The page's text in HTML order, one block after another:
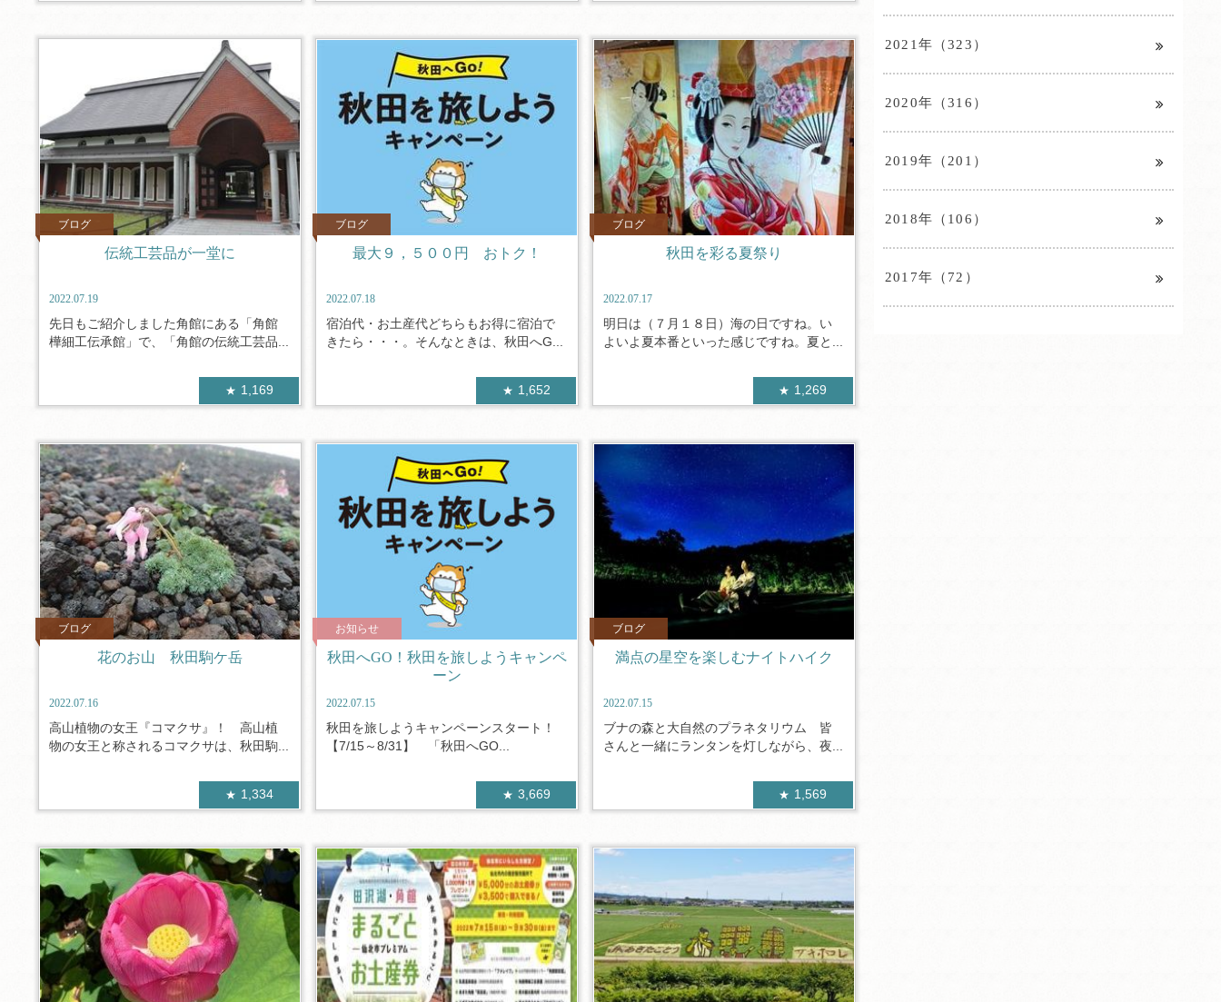
ブログ
伝統工芸品が一堂に
2022.07.19
先日もご紹介しました角館にある「角館
樺細工伝承館」で、「角館の伝統工芸品...
1,169
ブログ
最大９，５００円 おトク！
2022.07.18
宿泊代・お土産代どちらもお得に宿泊で
きたら・・・。そんなときは、秋田へG...
1,652
ブログ
秋田を彩る夏祭り
2022.07.17
明日は（７月１８日）海の日ですね。い
よいよ夏本番といった感じですね。夏と...
1,269
ブログ
花のお山 秋田駒ケ岳
2022.07.16
高山植物の女王『コマクサ』！ 高山植
物の女王と称されるコマクサは、秋田駒...
1,334
お知らせ
秋田へGO！秋田を旅しようキャンペ
ーン
2022.07.15
秋田を旅しようキャンペーンスタート！
【7/15～8/31】 「秋田へGO...
3,669
ブログ
満点の星空を楽しむナイトハイク
2022.07.15
ブナの森と大自然のプラネタリウム 皆
さんと一緒にランタンを灯しながら、夜...
1,569
2021年（323）
2020年（316）
2019年（201）
2018年（106）
2017年（72）